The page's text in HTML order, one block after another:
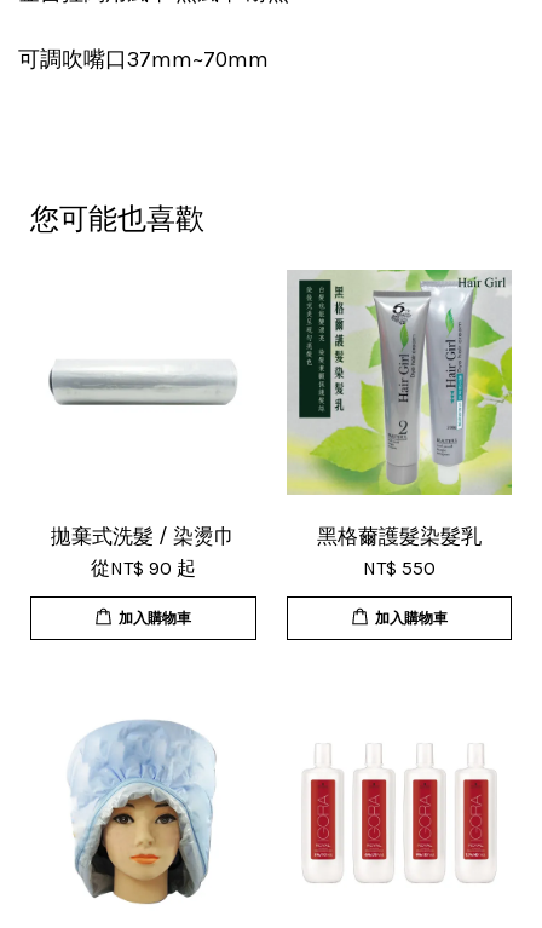
可調吹嘴口37mm~70mm
您可能也喜歡
拋棄式洗髮 / 染燙巾
從NT$ 90 起
加入購物車
黑格薾護髮染髮乳
NT$ 550
加入購物車